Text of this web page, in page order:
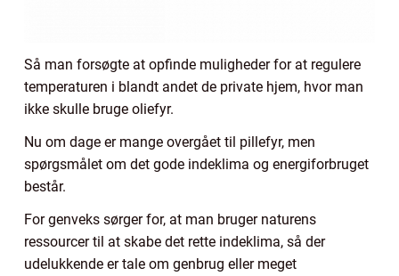
Så man forsøgte at opfinde muligheder for at regulere
temperaturen i blandt andet de private hjem, hvor man
ikke skulle bruge oliefyr.
Nu om dage er mange overgået til pillefyr, men
spørgsmålet om det gode indeklima og energiforbruget
består.
For genveks sørger for, at man bruger naturens
ressourcer til at skabe det rette indeklima, så der
udelukkende er tale om genbrug eller meget